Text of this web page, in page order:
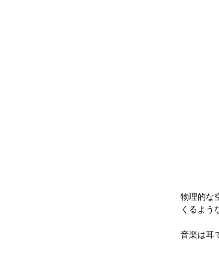
物理的な
くるよう
音楽は耳